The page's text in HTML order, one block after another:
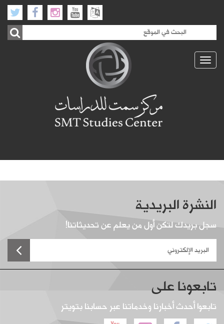
Toggle
navigation
النشرة البريدية
سجل بريدك لتكن أول من يعلم عن تحديثاتنا!
تابعونا على
تابعوا أحدث أخبارنا وخدماتنا عبر حسابنا بتويتر